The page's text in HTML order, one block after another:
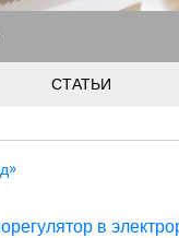
СТАТЬИ
»
в